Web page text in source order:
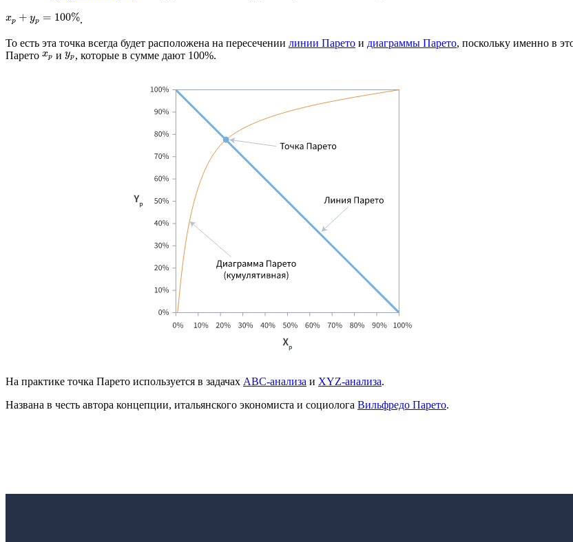
xp + yp = 100%.
То есть эта точка всегда будет расположена на пересечении линии Парето и диаграммы Парето, поскольку именно в
Парето xp и yp , которые в сумме дают 100%.
На практике точка Парето используется в задачах ABC-анализа и XYZ-анализа.
Названа в честь автора концепции, итальянского экономиста и социолога Вильфредо Парето.